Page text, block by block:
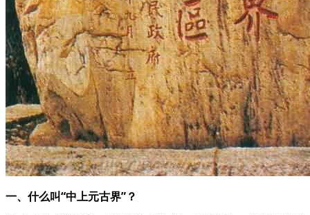
一、什么叫“中上元古界”？